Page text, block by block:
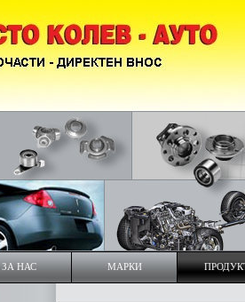
ЗА НАС МАРКИ